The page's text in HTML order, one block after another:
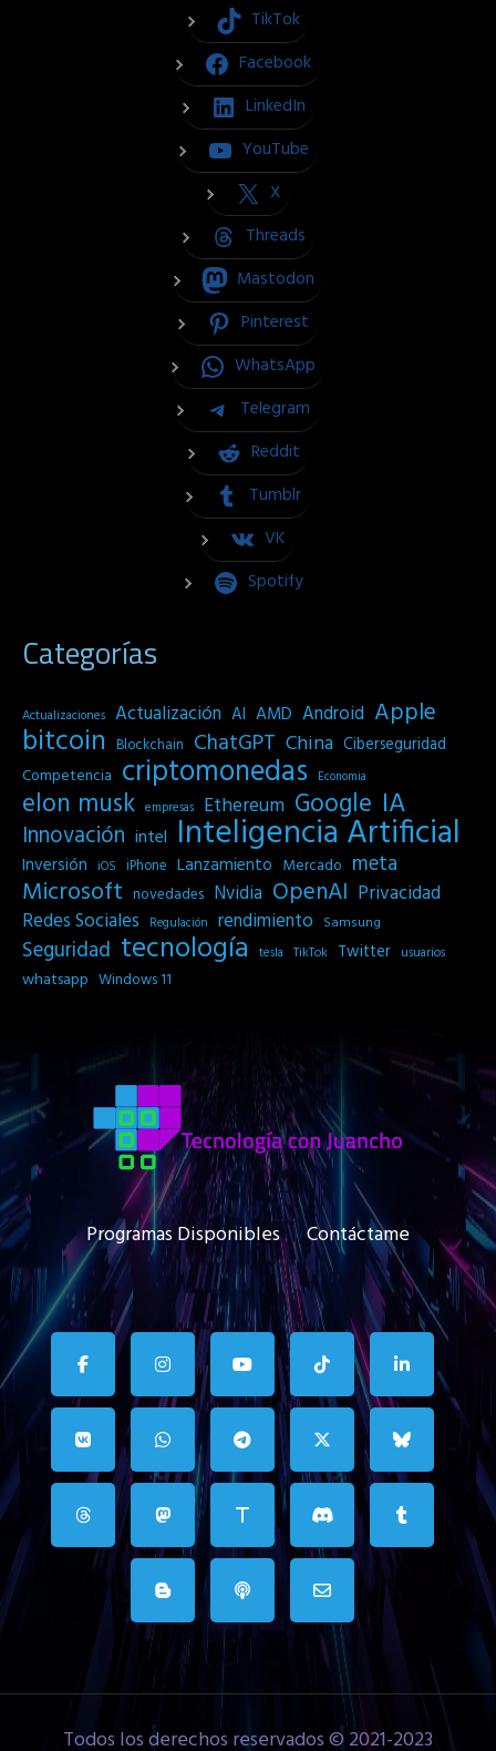
TikTok
Facebook
LinkedIn
YouTube
X
Threads
Mastodon
Pinterest
WhatsApp
Telegram
Reddit
Tumblr
VK
Spotify
Categorías
Actualizaciones Actualización AI AMD Android Apple
bitcoin Blockchain ChatGPT China Ciberseguridad
Competencia criptomonedas Economia
elon musk empresas Ethereum Google IA
Innovación intel Inteligencia Artificial
Inversión iOS iPhone Lanzamiento Mercado meta
Microsoft novedades Nvidia OpenAI Privacidad
Redes Sociales
Regulación rendimiento Samsung
Seguridad tecnología tesla TikTok Twitter usuarios
whatsapp Windows 11
Programas Disponibles Contáctame
Todos los derechos reservados © 2021-2023